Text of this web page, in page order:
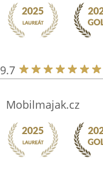
9.7
Mobilmajak.cz